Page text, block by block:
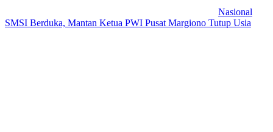
Nasional
SMSI Berduka, Mantan Ketua PWI Pusat Margiono Tutup Usia